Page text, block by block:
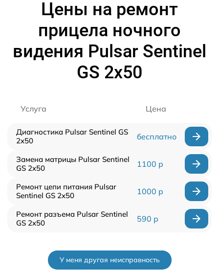
Цены на ремонт
прицела ночного
видения Pulsar Sentinel
GS 2x50
Услуга Цена
Диагностика Pulsar Sentinel GS
2x50
бесплатно
Замена матрицы Pulsar Sentinel
GS 2x50
1100 р
Ремонт цепи питания Pulsar
Sentinel GS 2x50
1000 р
Ремонт разъема Pulsar Sentinel
GS 2x50
590 р
У меня другая неисправность